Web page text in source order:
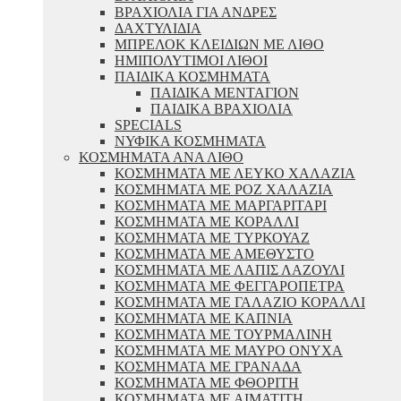
ΒΡΑΧΙΟΛΙΑ ΓΙΑ ΑΝΔΡΕΣ
ΔΑΧΤΥΛΙΔΙΑ
ΜΠΡΕΛΟΚ ΚΛΕΙΔΙΩΝ ΜΕ ΛΙΘΟ
ΗΜΙΠΟΛΥΤΙΜΟΙ ΛΙΘΟΙ
ΠΑΙΔΙΚΑ ΚΟΣΜΗΜΑΤΑ
ΠΑΙΔΙΚΑ ΜΕΝΤΑΓΙΟΝ
ΠΑΙΔΙΚΑ ΒΡΑΧΙΟΛΙΑ
SPECIALS
ΝΥΦΙΚΑ ΚΟΣΜΗΜΑΤΑ
ΚΟΣΜΗΜΑΤΑ ΑΝΑ ΛΙΘΟ
ΚΟΣΜΗΜΑΤΑ ΜΕ ΛΕΥΚΟ ΧΑΛΑΖΙΑ
ΚΟΣΜΗΜΑΤΑ ΜΕ ΡΟΖ ΧΑΛΑΖΙΑ
ΚΟΣΜΗΜΑΤΑ ΜΕ ΜΑΡΓΑΡΙΤΑΡΙ
ΚΟΣΜΗΜΑΤΑ ΜΕ ΚΟΡΑΛΛΙ
ΚΟΣΜΗΜΑΤΑ ΜΕ ΤΥΡΚΟΥΑΖ
ΚΟΣΜΗΜΑΤΑ ΜΕ ΑΜΕΘΥΣΤΟ
ΚΟΣΜΗΜΑΤΑ ΜΕ ΛΑΠΙΣ ΛΑΖΟΥΛΙ
ΚΟΣΜΗΜΑΤΑ ΜΕ ΦΕΓΓΑΡΟΠΕΤΡΑ
ΚΟΣΜΗΜΑΤΑ ΜΕ ΓΑΛΑΖΙΟ ΚΟΡΑΛΛΙ
ΚΟΣΜΗΜΑΤΑ ΜΕ ΚΑΠΝΙΑ
ΚΟΣΜΗΜΑΤΑ ΜΕ ΤΟΥΡΜΑΛΙΝΗ
ΚΟΣΜΗΜΑΤΑ ΜΕ ΜΑΥΡΟ ΟΝΥΧΑ
ΚΟΣΜΗΜΑΤΑ ΜΕ ΓΡΑΝΑΔΑ
ΚΟΣΜΗΜΑΤΑ ΜΕ ΦΘΟΡΙΤΗ